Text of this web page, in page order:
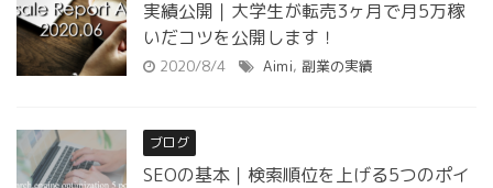
実績公開｜大学生が転売3ヶ月で月5万稼
いだコツを公開します！
2020/8/4 Aimi, 副業の実績
ブログ
SEOの基本｜検索順位を上げる5つのポイ